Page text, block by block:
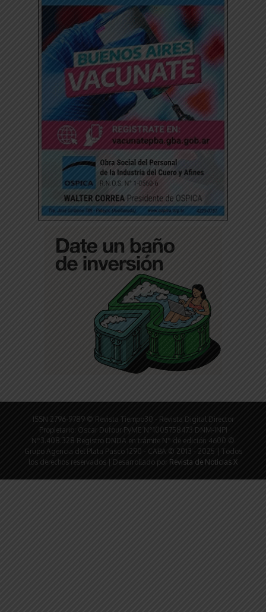
ISSN 2796-9789 © Revista Tiempo30 - Revista Digital Director
Propietario: Oscar Dufour PyME N°1005758473 DNM-INPI
N°3.408.328 Registro DNDA en trámite N° de edición 4600 ©
Grupo Agencia del Plata Pasco 1290 - CABA © 2013 - 2025 | Todos
los derechos reservados | Desarrollado por Revista de Noticias X